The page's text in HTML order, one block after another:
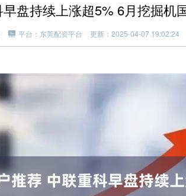
盘持续上涨超5% 6月挖掘机
平台：东莞配资平台 更新：2025-04-07 19:02:24